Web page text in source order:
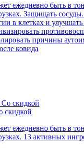
ежедневно быть в
Защищать
в клетках и
причины
ковида
скидкой
ежедневно быть в
13 активных